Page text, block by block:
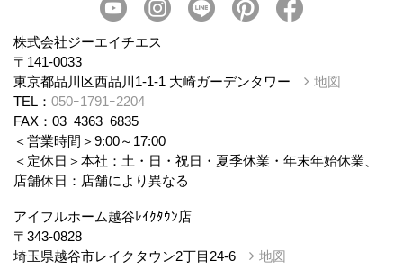
株式会社ジーエイチエス
〒141-0033
東京都品川区西品川1-1-1 大崎ガーデンタワー
地図
TEL： 050ｰ1791ｰ2204
FAX：03ｰ4363ｰ6835
＜営業時間＞9:00～17:00
＜定休日＞本社：土・日・祝日・夏季休業・年末年始休業、
店舗休日：店舗により異なる
アイフルホーム越谷ﾚｲｸﾀｳﾝ店
〒343-0828
埼玉県越谷市レイクタウン2丁目24-6
地図